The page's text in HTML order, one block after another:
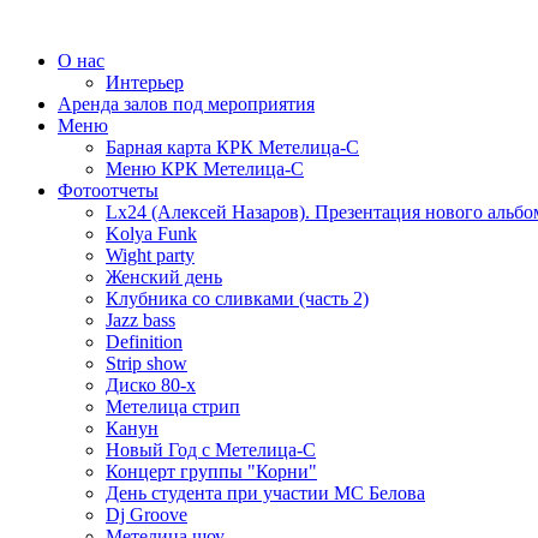
О нас
Интерьер
Аренда залов под мероприятия
Меню
Барная карта КРК Метелица-С
Меню КРК Метелица-С
Фотоотчеты
Lx24 (Алексей Назаров). Презентация нового
Kolya Funk
Wight party
Женский день
Клубника со сливками (часть 2)
Jazz bass
Definition
Strip show
Диско 80-х
Метелица стрип
Канун
Новый Год с Метелица-С
Концерт группы "Корни"
День студента при участии МС Белова
Dj Groove